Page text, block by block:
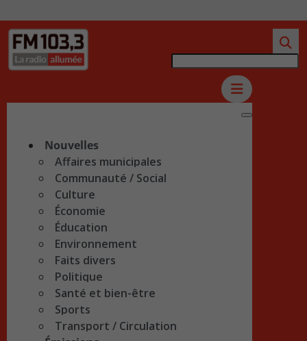
Nouvelles
Affaires municipales
Communauté / Social
Culture
Économie
Éducation
Environnement
Faits divers
Politique
Santé et bien-être
Sports
Transport / Circulation